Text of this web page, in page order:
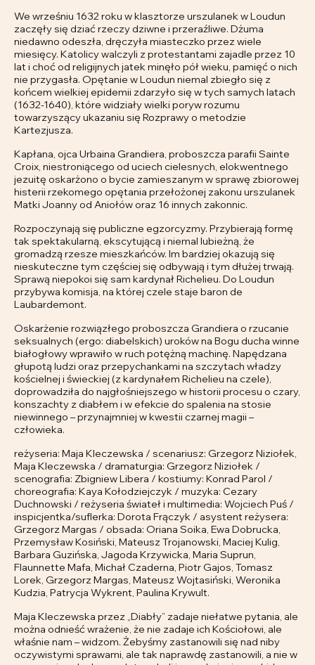
We wrześniu 1632 roku w klasztorze urszulanek w Loudun
zaczęły się dziać rzeczy dziwne i przeraźliwe. Dżuma
niedawno odeszła, dręczyła miasteczko przez wiele
miesięcy. Katolicy walczyli z protestantami zajadle przez 10
lat i choć od religijnych jatek minęło pół wieku, pamięć o nich
nie przygasła. Opętanie w Loudun niemal zbiegło się z
końcem wielkiej epidemii zdarzyło się w tych samych latach
(1632-1640), które widziały wielki poryw rozumu
towarzyszący ukazaniu się Rozprawy o metodzie
Kartezjusza.
Kapłana, ojca Urbaina Grandiera, proboszcza parafii Sainte
Croix, niestroniącego od uciech cielesnych, elokwentnego
jezuitę oskarżono o bycie zamieszanym w sprawę zbiorowej
histerii rzekomego opętania przełożonej zakonu urszulanek
Matki Joanny od Aniołów oraz 16 innych zakonnic.
Rozpoczynają się publiczne egzorcyzmy. Przybierają formę
tak spektakularną, ekscytującą i niemal lubieżną, że
gromadzą rzesze mieszkańców. Im bardziej okazują się
nieskuteczne tym częściej się odbywają i tym dłużej trwają.
Sprawą niepokoi się sam kardynał Richelieu. Do Loudun
przybywa komisja, na której czele staje baron de
Laubardemont.
Oskarżenie rozwiązłego proboszcza Grandiera o rzucanie
seksualnych (ergo: diabelskich) uroków na Bogu ducha winne
białogłowy wprawiło w ruch potężną machinę. Napędzana
głupotą ludzi oraz przepychankami na szczytach władzy
kościelnej i świeckiej (z kardynałem Richelieu na czele),
doprowadziła do najgłośniejszego w historii procesu o czary,
konszachty z diabłem i w efekcie do spalenia na stosie
niewinnego – przynajmniej w kwestii czarnej magii –
człowieka.
reżyseria: Maja Kleczewska / scenariusz: Grzegorz Niziołek,
Maja Kleczewska / dramaturgia: Grzegorz Niziołek /
scenografia: Zbigniew Libera / kostiumy: Konrad Parol /
choreografia: Kaya Kołodziejczyk / muzyka: Cezary
Duchnowski / reżyseria świateł i multimedia: Wojciech Puś /
inspicjentka/suflerka: Dorota Frączyk / asystent reżysera:
Grzegorz Margas / obsada: Oriana Soika, Ewa Dobrucka,
Przemysław Kosiński, Mateusz Trojanowski, Maciej Kulig,
Barbara Guzińska, Jagoda Krzywicka, Maria Suprun,
Flaunnette Mafa, Michał Czaderna, Piotr Gajos, Tomasz
Lorek, Grzegorz Margas, Mateusz Wojtasiński, Weronika
Kudzia, Patrycja Wykrent, Paulina Krywult.
Maja Kleczewska przez „Diabły” zadaje niełatwe pytania, ale
można odnieść wrażenie, że nie zadaje ich Kościołowi, ale
właśnie nam – widzom. Żebyśmy zastanowili się nad niby
oczywistymi sprawami, ale tak naprawdę zastanowili, a nie w